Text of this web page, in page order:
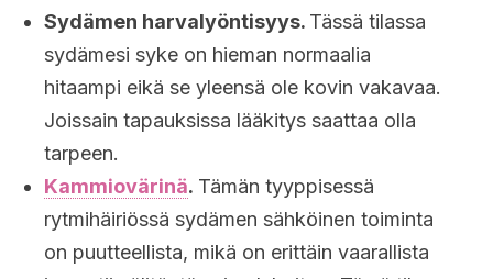
Sydämen harvalyöntisyys. Tässä tilassa
sydämesi syke on hieman normaalia
hitaampi eikä se yleensä ole kovin vakavaa.
Joissain tapauksissa lääkitys saattaa olla
tarpeen.
Kammiovärinä. Tämän tyyppisessä
rytmihäiriössä sydämen sähköinen toiminta
on puutteellista, mikä on erittäin vaarallista